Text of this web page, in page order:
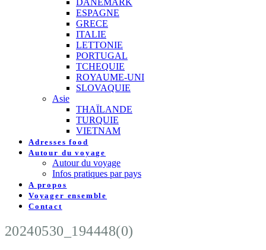
DANEMARK
ESPAGNE
GRECE
ITALIE
LETTONIE
PORTUGAL
TCHEQUIE
ROYAUME-UNI
SLOVAQUIE
Asie
THAÏLANDE
TURQUIE
VIETNAM
Adresses food
Autour du voyage
Autour du voyage
Infos pratiques par pays
A propos
Voyager ensemble
Contact
20240530_194448(0)